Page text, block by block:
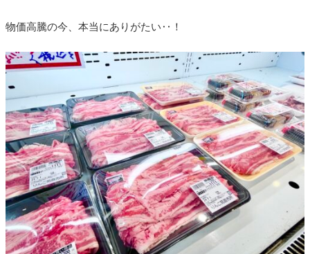
物価高騰の今、本当にありがたい‥！